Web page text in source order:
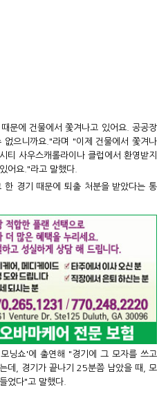
문에 건물에서 쫓겨나고 있어요. 공공장
으니까요."라며 "이제 건물에서 쫓겨나
티 사우스캐롤라이나 클럽에서 환영받지
어요."라고 말했다.
한 경기 때문에 퇴출 처분을 받았다는 통
닝쇼'에 출연해 "경기에 그 모자를 쓰고
데, 경기가 끝나기 25분쯤 남았을 때, 모
었다"고 말했다.